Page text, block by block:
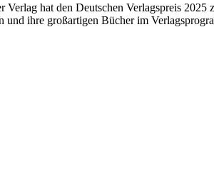
Verlag hat den Deutschen Verlagspreis
und ihre großartigen Bücher im